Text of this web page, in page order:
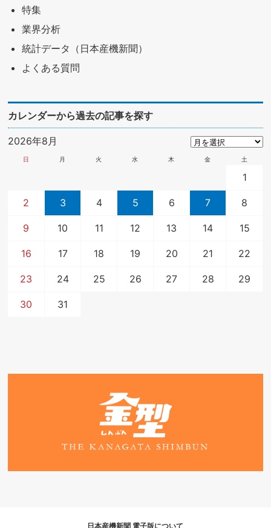
特集
業界分析
統計データ（日本産機新聞）
よくある質問
カレンダーから過去の記事を探す
2026年8月
日 月 火 水 木 金 土
1
2 3 4 5 6 7 8
9 10 11 12 13 14 15
16 17 18 19 20 21 22
23 24 25 26 27 28 29
30 31
日本産機新聞 電子版について